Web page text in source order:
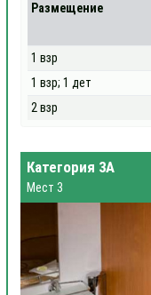
Размещение
1 взр
1 взр; 1 дет
2 взр
Категория 3А
Мест 3